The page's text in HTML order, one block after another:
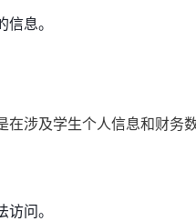
息。
涉及学生个人信息和财务数
问。